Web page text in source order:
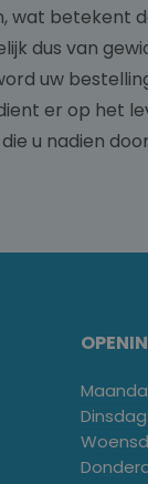
betekent
dus van
uw
er op het
u nadien
Dinsdag: